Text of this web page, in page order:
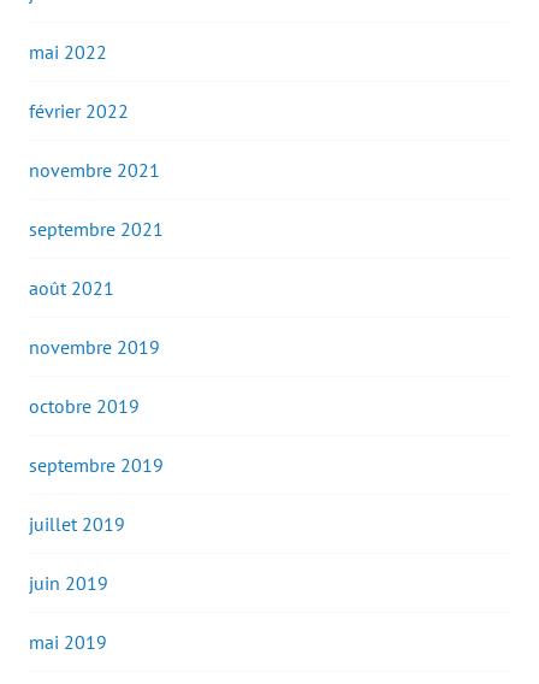
mai 2022
février 2022
novembre 2021
septembre 2021
août 2021
novembre 2019
octobre 2019
septembre 2019
juillet 2019
juin 2019
mai 2019